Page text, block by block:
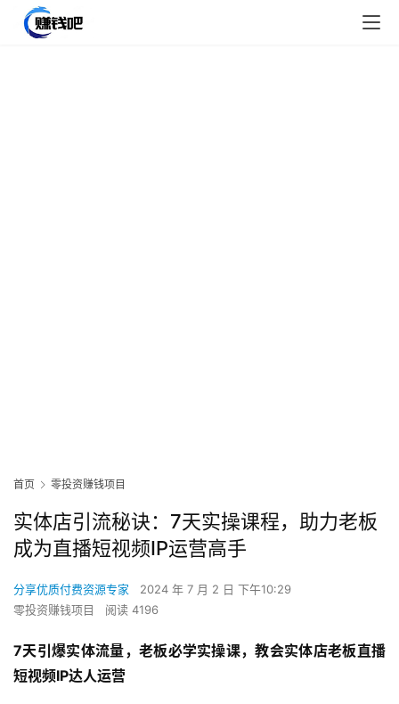
首页 零投资赚钱项目
实体店引流秘诀：7天实操课程，助力老板
成为直播短视频IP运营高手
分享优质付费资源专家
2024 年 7 月 2 日 下午10:29
零投资赚钱项目
阅读 4196
7天引爆实体流量，老板必学实操课，教会实体店老板直播
短视频IP达人运营